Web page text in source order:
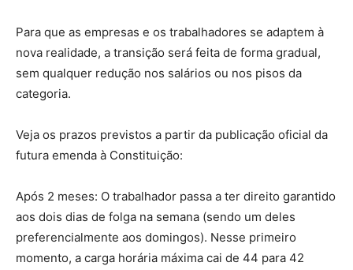
Para que as empresas e os trabalhadores se adaptem à
nova realidade, a transição será feita de forma gradual,
sem qualquer redução nos salários ou nos pisos da
categoria.
Veja os prazos previstos a partir da publicação oficial da
futura emenda à Constituição:
Após 2 meses: O trabalhador passa a ter direito garantido
aos dois dias de folga na semana (sendo um deles
preferencialmente aos domingos). Nesse primeiro
momento, a carga horária máxima cai de 44 para 42